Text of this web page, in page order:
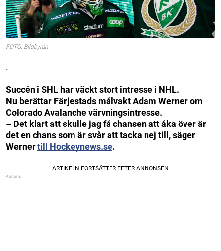
FOTO: Bildbyrån
.
Succén i SHL har väckt stort intresse i NHL.
Nu berättar Färjestads målvakt Adam Werner om
Colorado Avalanche värvningsintresse.
– Det klart att skulle jag få chansen att åka över är
det en chans som är svår att tacka nej till, säger
Wernertill Hockeynews.se.